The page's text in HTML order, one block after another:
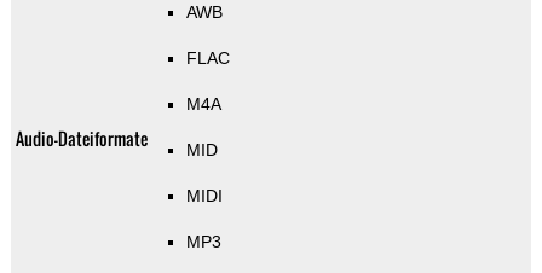
Audio-Dateiformate
AWB
FLAC
M4A
MID
MIDI
MP3